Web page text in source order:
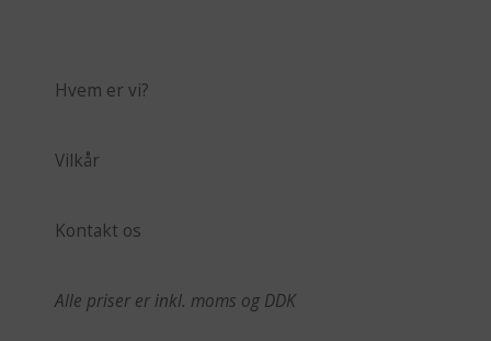
Hvem er vi?
Vilkår
Kontakt os
Alle priser er inkl. moms og DDK